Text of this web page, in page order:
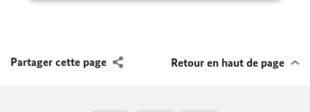
Partager cette page Retour en haut de page